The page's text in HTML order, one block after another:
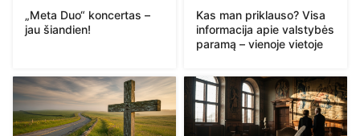
„Meta Duo“ koncertas –
jau šiandien!
Kas man priklauso? Visa
informacija apie valstybės
paramą – vienoje vietoje